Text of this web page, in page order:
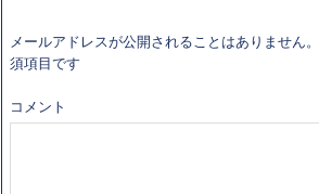
メールアドレスが公開されることはありません。
須項目です
コメント